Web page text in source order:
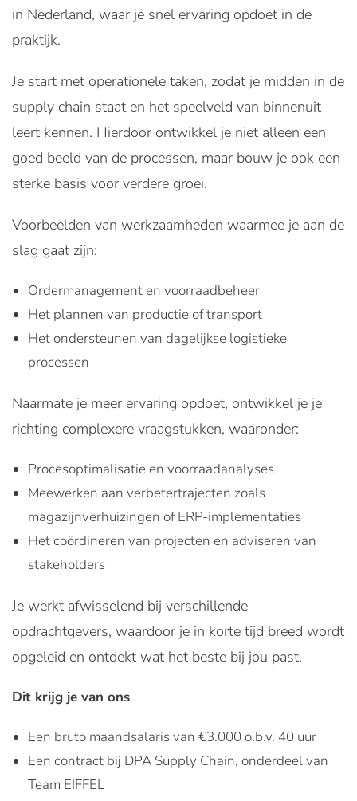
in Nederland, waar je snel ervaring opdoet in de
praktijk.
Je start met operationele taken, zodat je midden in de
supply chain staat en het speelveld van binnenuit
leert kennen. Hierdoor ontwikkel je niet alleen een
goed beeld van de processen, maar bouw je ook een
sterke basis voor verdere groei.
Voorbeelden van werkzaamheden waarmee je aan de
slag gaat zijn:
Ordermanagement en voorraadbeheer
Het plannen van productie of transport
Het ondersteunen van dagelijkse logistieke
processen
Naarmate je meer ervaring opdoet, ontwikkel je je
richting complexere vraagstukken, waaronder:
Procesoptimalisatie en voorraadanalyses
Meewerken aan verbetertrajecten zoals
magazijnverhuizingen of ERP-implementaties
Het coördineren van projecten en adviseren van
stakeholders
Je werkt afwisselend bij verschillende
opdrachtgevers, waardoor je in korte tijd breed wordt
opgeleid en ontdekt wat het beste bij jou past.
Dit krijg je van ons
Een bruto maandsalaris van €3.000 o.b.v. 40 uur
Een contract bij DPA Supply Chain, onderdeel van
Team EIFFEL